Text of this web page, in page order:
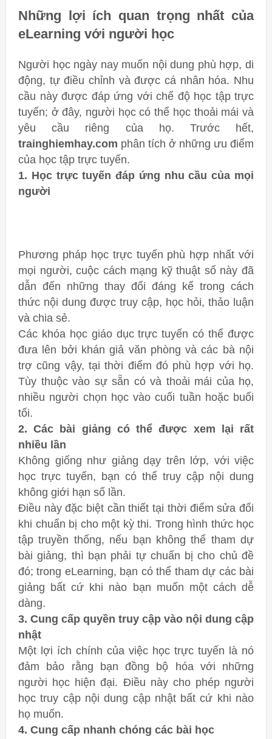
Những lợi ích quan trọng nhất của
eLearning với người học
Người học ngày nay muốn nội dung phù hợp, di
động, tự điều chỉnh và được cá nhân hóa. Nhu
cầu này được đáp ứng với chế độ học tập trực
tuyến; ở đây, người học có thể học thoải mái và
yêu cầu riêng của họ. Trước hết,
trainghiemhay.com phân tích ở những ưu điểm
của học tập trực tuyến.
1. Học trực tuyến đáp ứng nhu cầu của mọi
người
Phương pháp học trực tuyến phù hợp nhất với
mọi người, cuộc cách mạng kỹ thuật số này đã
dẫn đến những thay đổi đáng kể trong cách
thức nội dung được truy cập, học hỏi, thảo luận
và chia sẻ.
Các khóa học giáo dục trực tuyến có thể được
đưa lên bởi khán giả văn phòng và các bà nội
trợ cũng vậy, tại thời điểm đó phù hợp với họ.
Tùy thuộc vào sự sẵn có và thoải mái của họ,
nhiều người chọn học vào cuối tuần hoặc buổi
tối.
2. Các bài giảng có thể được xem lại rất
nhiều lần
Không giống như giảng dạy trên lớp, với việc
học trực tuyến, bạn có thể truy cập nội dung
không giới hạn số lần.
Điều này đặc biệt cần thiết tại thời điểm sửa đổi
khi chuẩn bị cho một kỳ thi. Trong hình thức học
tập truyền thống, nếu bạn không thể tham dự
bài giảng, thì bạn phải tự chuẩn bị cho chủ đề
đó; trong eLearning, bạn có thể tham dự các bài
giảng bất cứ khi nào bạn muốn một cách dễ
dàng.
3. Cung cấp quyền truy cập vào nội dung cập
nhật
Một lợi ích chính của việc học trực tuyến là nó
đảm bảo rằng bạn đồng bộ hóa với những
người học hiện đại. Điều này cho phép người
học truy cập nội dung cập nhật bất cứ khi nào
họ muốn.
4. Cung cấp nhanh chóng các bài học